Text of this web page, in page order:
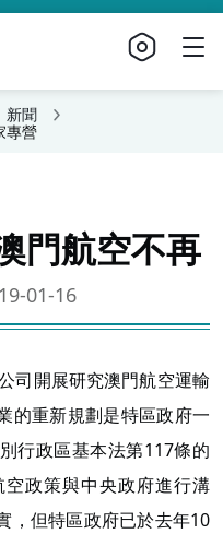
新聞
專營
門航空不再
01-16
司開展研究澳門航空運輸
的重新規劃是特區政府一
行政區基本法第117條的
政策與中央政府進行溝
，但特區政府已於去年10